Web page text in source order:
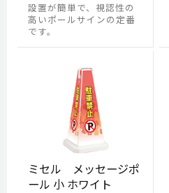
設置が簡単で、視認性の
高いポールサインの定番
です。
ミセル メッセージポ
ール 小 ホワイト